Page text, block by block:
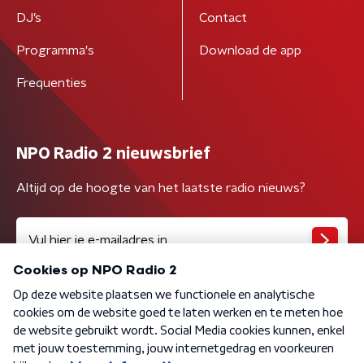
DJ’s
Programma's
Frequenties
Contact
Download de app
NPO Radio 2 nieuwsbrief
Altijd op de hoogte van het laatste radio nieuws?
Algemene voorwaarden